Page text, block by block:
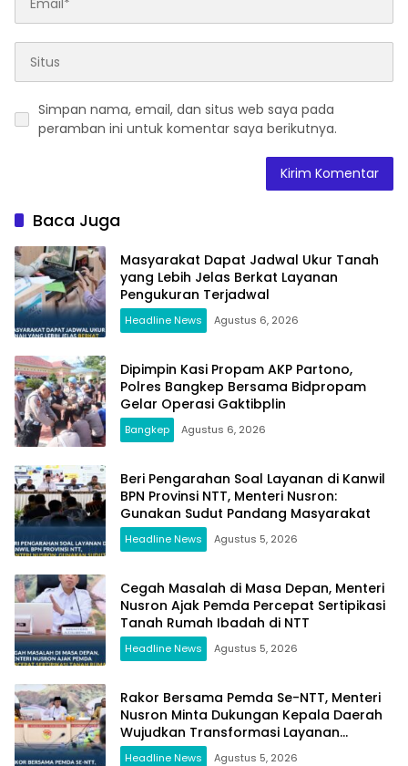
Simpan nama, email, dan situs web saya pada
peramban ini untuk komentar saya berikutnya.
Baca Juga
Masyarakat Dapat Jadwal Ukur Tanah
yang Lebih Jelas Berkat Layanan
Pengukuran Terjadwal
Headline News Agustus 6, 2026
Dipimpin Kasi Propam AKP Partono,
Polres Bangkep Bersama Bidpropam
Gelar Operasi Gaktibplin
Bangkep Agustus 6, 2026
Beri Pengarahan Soal Layanan di Kanwil
BPN Provinsi NTT, Menteri Nusron:
Gunakan Sudut Pandang Masyarakat
Headline News Agustus 5, 2026
Cegah Masalah di Masa Depan, Menteri
Nusron Ajak Pemda Percepat Sertipikasi
Tanah Rumah Ibadah di NTT
Headline News Agustus 5, 2026
Rakor Bersama Pemda Se-NTT, Menteri
Nusron Minta Dukungan Kepala Daerah
Wujudkan Transformasi Layanan
Pertanahan
Headline News Agustus 5, 2026